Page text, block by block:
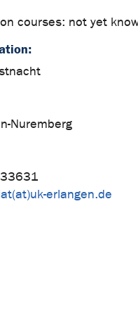
courses: not yet
Nuremberg
erlangen.de